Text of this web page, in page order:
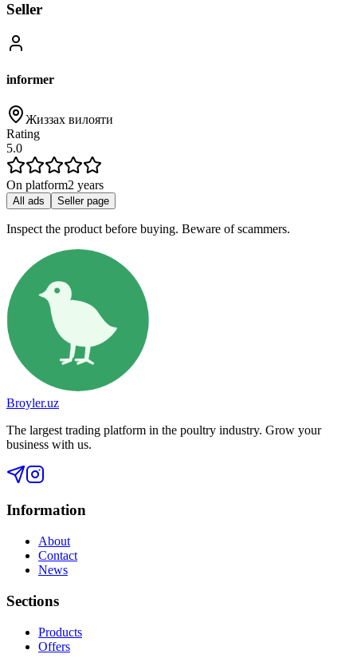
Seller
informer
Жиззах вилояти
Rating
5.0
On platform2 years
All ads Seller page
Inspect the product before buying. Beware of scammers.
Broyler.uz
The largest trading platform in the poultry industry. Grow your
business with us.
Information
About
Contact
News
Sections
Products
Offers